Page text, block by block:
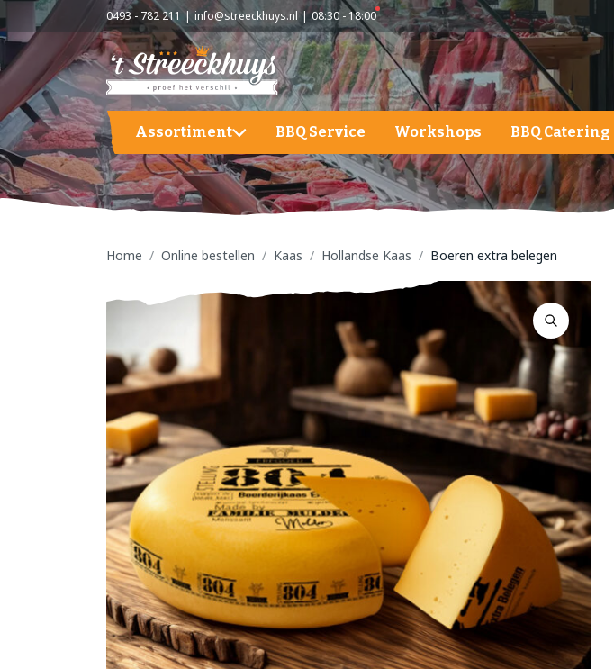
0493 - 782 211 info@streeckhuys.nl 08:30 - 18:00
Assortiment
Aardappelen, groente en fruit
Hapjes / Tapas
Kaas
Vlees
Vleeswaren
Gourmet
Zuivel
Brood
Aardappelen, groente en fruit
BBQ Service Workshops BBQ Catering
Home Online bestellen Kaas Hollandse Kaas Boeren extra belegen